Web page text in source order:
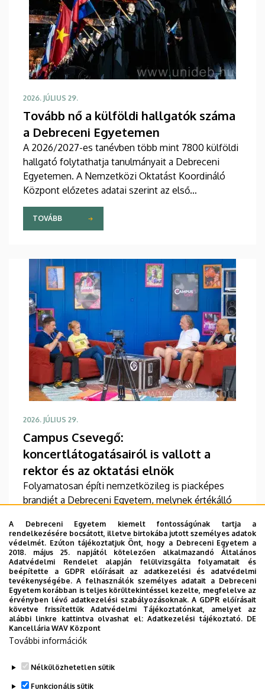
2026. JÚLIUS 29.
Tovább nő a külföldi hallgatók száma
a Debreceni Egyetemen
A 2026/2027-es tanévben több mint 7800 külföldi
hallgató folytathatja tanulmányait a Debreceni
Egyetemen. A Nemzetközi Oktatást Koordináló
Központ előzetes adatai szerint az első
évfolyamokon és az előkészítő kurzusokon több
mint 2300 fiatal kezdi meg tanulmányait
szeptemberben, egy részük a Stipendium
TOVÁBB
2026. JÚLIUS 29.
Campus Csevegő:
koncertlátogatásairól is vallott a
rektor és az oktatási elnök
Folyamatosan építi nemzetközileg is piacképes
brandjét a Debreceni Egyetem, melynek értékálló
fogalmazott Bács Zoltán rektor, aki Fenyves
Veronika oktatási elnökkel a Campus TV
podcastbeszélgetésében mutatta be az
intézményt. Az egyetemi vezetők azt is elárulták,
mitől annyira népszerű az egyetem, és milyen
koncertekre látogattak el a fesztiválon.
TOVÁBB
Oldalszámozás
Jelenlegi
1
Oldal
2
Oldal Oldal
A Debreceni Egyetem kiemelt fontosságúnak tartja a
rendelkezésére bocsátott, illetve birtokába jutott személyes adatok
védelmét. Ezúton tájékoztatjuk Önt, hogy a Debreceni Egyetem a
2018. május 25. napjától kötelezően alkalmazandó Általános
Adatvédelmi Rendelet alapján felülvizsgálta folyamatait és
beépítette a GDPR előírásait az adatkezelési és adatvédelmi
tevékenységébe. A felhasználók személyes adatait a Debreceni
Egyetem korábban is teljes körültekintéssel kezelte, megfelelve az
érvényben lévő adatkezelési szabályozásoknak. A GDPR előírásait
követve frissítettük Adatvédelmi Tájékoztatónkat, amelyet az
alábbi linkre kattintva olvashat el:Adatkezelési tájékoztató. DE
Kancellária WAV Központ
További információk
Nélkülözhetetlen sütik
Funkcionális sütik